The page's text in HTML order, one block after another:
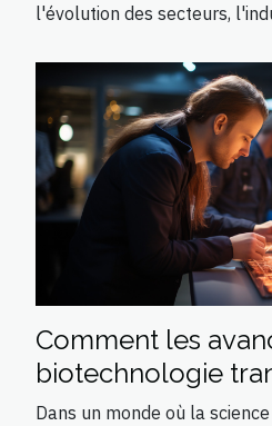
l'évolution des secteurs,
Comment les
biotechnologie
secteur de la santé
Dans un monde où la